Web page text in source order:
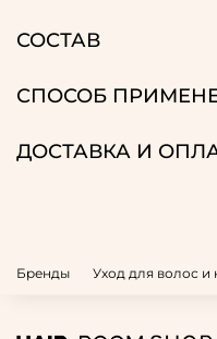
СОСТАВ
СПОСОБ
ДОСТАВКА И
Бренды Уход для волос и